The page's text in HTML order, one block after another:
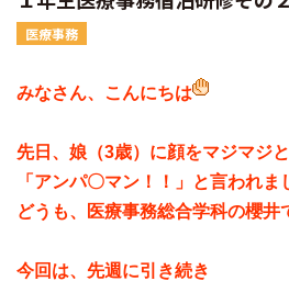
医療事務
みなさん、こんにちは
先日、娘（3歳）に顔をマジマジ
「アンパ〇マン！！」と言われま
どうも、医療事務総合学科の櫻井
今回は、先週に引き続き